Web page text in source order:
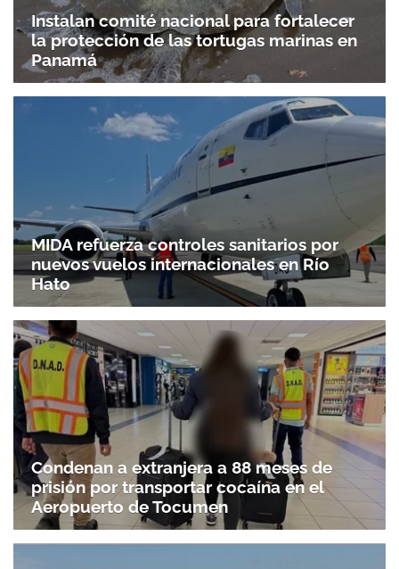
Instalan comité nacional para fortalecer
la protección de las tortugas marinas en
Panamá
MIDA refuerza controles sanitarios por
nuevos vuelos internacionales en Río
Hato
Condenan a extranjera a 88 meses de
prisión por transportar cocaína en el
Aeropuerto de Tocumen